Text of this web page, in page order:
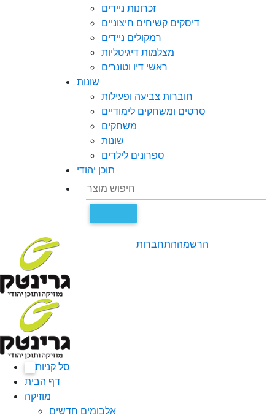
זכרונות ניידים
דיסקים קשיחים חיצוניים
רמקולים ניידים
מצלמות דיגיטליות
ראשי דיו וטונרים
שונות
חוברות צביעה ופעילות
סרטים ומשחקים לימודיים
משחקים
שונות
ספרונים לילדים
תוכן יהודי
התחברותהרשמה
סל קניות
דף הבית
מוזיקה
אלבומים חדשים